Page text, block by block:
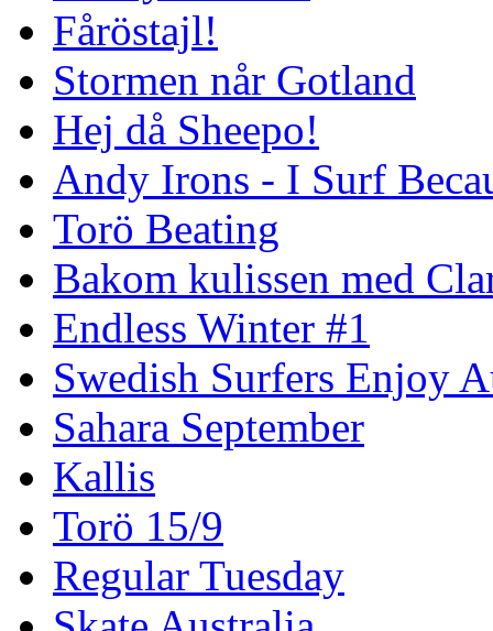
Fåröstajl!
Stormen når Gotland
Hej då Sheepo!
Andy Irons - I Surf
Torö Beating
Bakom kulissen med
Endless Winter #1
Swedish Surfers Enjoy
Sahara September
Kallis
Torö 15/9
Regular Tuesday